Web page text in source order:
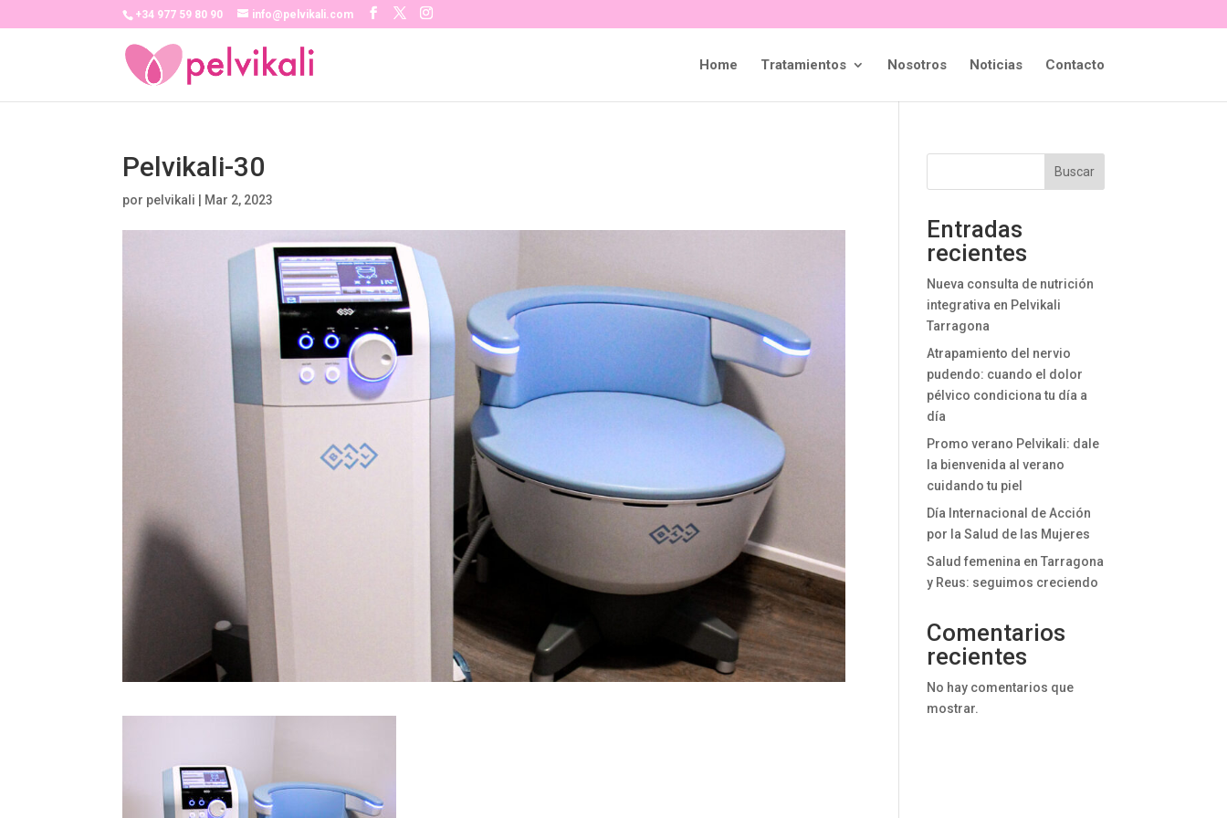
+34 977 59 80 90 info@pelvikali.com
Home Tratamientos Nosotros Noticias Contacto
Pelvikali-30
por pelvikali Mar 2, 2023
Buscar
Entradas
recientes
Nueva consulta de nutrición
integrativa en Pelvikali
Tarragona
Atrapamiento del nervio
pudendo: cuando el dolor
pélvico condiciona tu día a
día
Promo verano Pelvikali: dale
la bienvenida al verano
cuidando tu piel
Día Internacional de Acción
por la Salud de las Mujeres
Salud femenina en Tarragona
y Reus: seguimos creciendo
Comentarios
recientes
No hay comentarios que
mostrar.